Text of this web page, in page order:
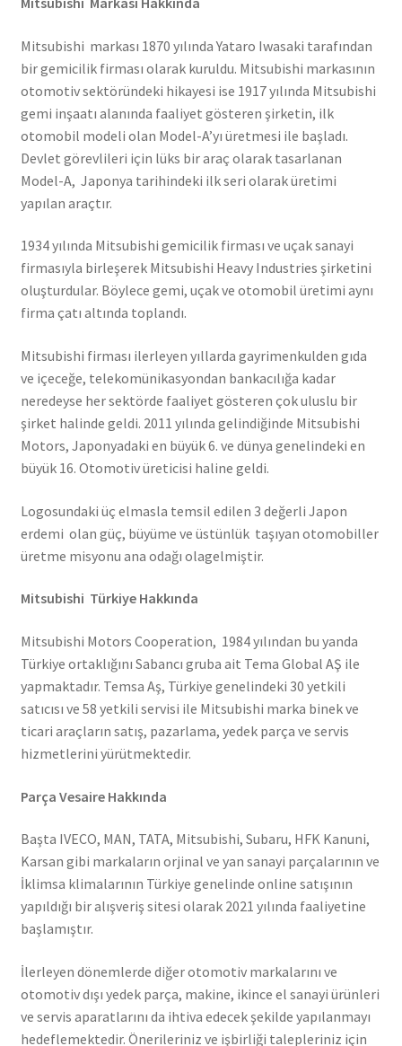
Mitsubishi markası 1870 yılında Yataro Iwasaki tarafından
bir gemicilik firması olarak kuruldu. Mitsubishi markasının
otomotiv sektöründeki hikayesi ise 1917 yılında Mitsubishi
gemi inşaatı alanında faaliyet gösteren şirketin, ilk
otomobil modeli olan Model-A’yı üretmesi ile başladı.
Devlet görevlileri için lüks bir araç olarak tasarlanan
Model-A, Japonya tarihindeki ilk seri olarak üretimi
yapılan araçtır.
1934 yılında Mitsubishi gemicilik firması ve uçak sanayi
firmasıyla birleşerek Mitsubishi Heavy Industries şirketini
oluşturdular. Böylece gemi, uçak ve otomobil üretimi aynı
firma çatı altında toplandı.
Mitsubishi firması ilerleyen yıllarda gayrimenkulden gıda
ve içeceğe, telekomünikasyondan bankacılığa kadar
neredeyse her sektörde faaliyet gösteren çok uluslu bir
şirket halinde geldi. 2011 yılında gelindiğinde Mitsubishi
Motors, Japonyadaki en büyük 6. ve dünya genelindeki en
büyük 16. Otomotiv üreticisi haline geldi.
Logosundaki üç elmasla temsil edilen 3 değerli Japon
erdemi olan güç, büyüme ve üstünlük taşıyan otomobiller
üretme misyonu ana odağı olagelmiştir.
Mitsubishi Türkiye Hakkında
Mitsubishi Motors Cooperation, 1984 yılından bu yanda
Türkiye ortaklığını Sabancı gruba ait Tema Global AŞ ile
yapmaktadır. Temsa Aş, Türkiye genelindeki 30 yetkili
satıcısı ve 58 yetkili servisi ile Mitsubishi marka binek ve
ticari araçların satış, pazarlama, yedek parça ve servis
hizmetlerini yürütmektedir.
Parça Vesaire Hakkında
Başta IVECO, MAN, TATA, Mitsubishi, Subaru, HFK Kanuni,
Karsan gibi markaların orjinal ve yan sanayi parçalarının ve
İklimsa klimalarının Türkiye genelinde online satışının
yapıldığı bir alışveriş sitesi olarak 2021 yılında faaliyetine
başlamıştır.
İlerleyen dönemlerde diğer otomotiv markalarını ve
otomotiv dışı yedek parça, makine, ikince el sanayi ürünleri
ve servis aparatlarını da ihtiva edecek şekilde yapılanmayı
hedeflemektedir. Önerileriniz ve işbirliği talepleriniz için